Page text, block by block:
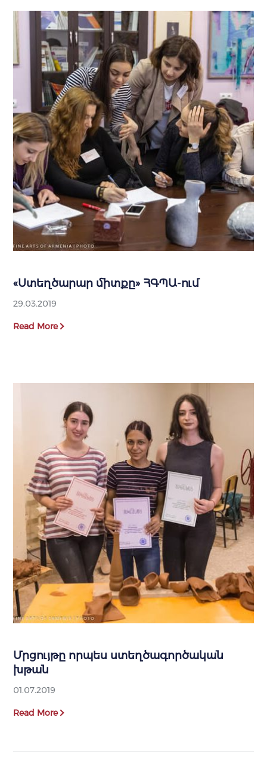
«Ստեղծարար միտքը» ՀԳՊԱ-ում
29.03.2019
Read More
Մրցույթը որպես ստեղծագործական
խթան
01.07.2019
Read More